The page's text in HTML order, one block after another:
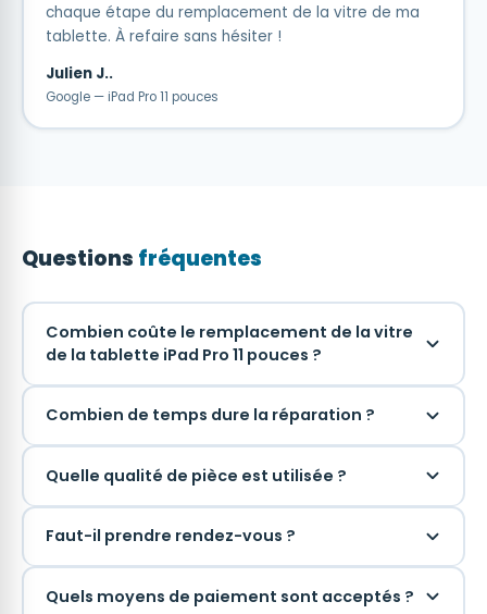
chaque étape du remplacement de la vitre de ma
tablette. À refaire sans hésiter !
Julien J..
Google — iPad Pro 11 pouces
Questions fréquentes
Combien coûte le remplacement de la vitre
de la tablette iPad Pro 11 pouces ?
Combien de temps dure la réparation ?
Quelle qualité de pièce est utilisée ?
Faut-il prendre rendez-vous ?
Quels moyens de paiement sont acceptés ?